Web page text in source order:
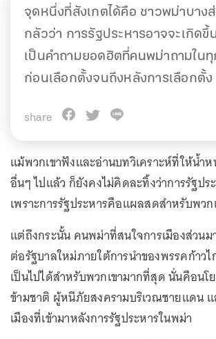
จุดหนึ่งที่สังเกตได้คือ ชาวพม่าบาง
กลัวว่า การรัฐประหารอาจจะเกิดขึ้
เป็นคำถามยอดฮิตที่คนพม่าถามใน
ก่อนเลือกตั้งจนถึงหลังการเลือกตั้ง
share
แม้พวกเขาฟังและอ่านบทวิเคราะห์ที่ให้น้
อื่นๆ ไปแล้ว ก็ยังคงไม่คิดละทิ้งว่าการรัฐปร
เพราะการรัฐประหารคือแผลสดสำหรับพวก
แต่ถึงกระนั้น คนพม่าที่สนใจการเมืองส่วน
ต่อรัฐบาลใหม่ภายใต้การนำของพรรคก้าว
เป็นไปได้สำหรับพวกเขามากที่สุด นั่นคือนโ
ข้ามชาติ ผู้หนีภัยสงครามบริเวณชายแดน
เมืองที่เข้ามาหลังการรัฐประหารในพม่า